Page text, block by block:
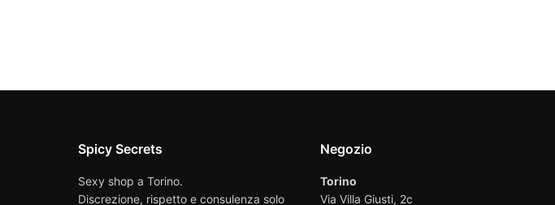
Spicy Secrets
Sexy shop a Torino.
Discrezione, rispetto e consulenza solo
Negozio
Torino
Via Villa Giusti, 2c